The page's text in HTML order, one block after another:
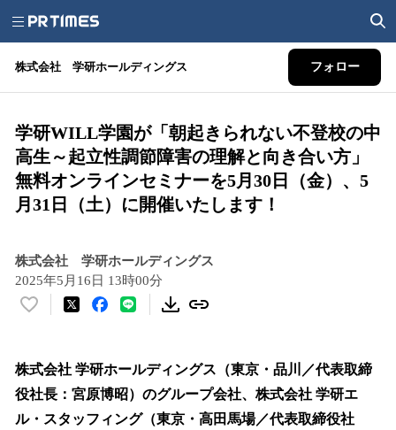
株式会社 学研ホールディングス フォロー
学研WILL学園が「朝起きられない不登校の中
高生～起立性調節障害の理解と向き合い方」
無料オンラインセミナーを5月30日（金）、5
月31日（土）に開催いたします！
株式会社 学研ホールディングス
2025年5月16日 13時00分
い
！
数
を
読
株式会社 学研ホールディングス（東京・品川／代表取締
役社長：宮原博昭）のグループ会社、株式会社 学研エ
ル・スタッフィング（東京・高田馬場／代表取締役社